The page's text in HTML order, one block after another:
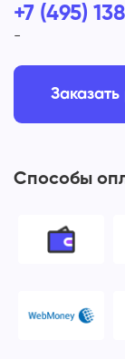
+7 (495)
-
Способы